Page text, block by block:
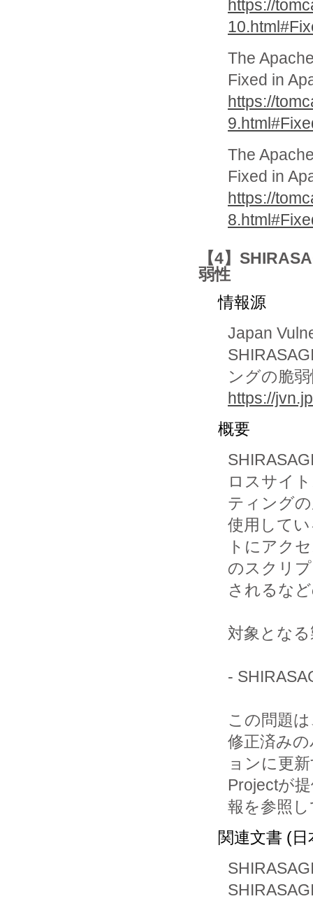
https://
The
Fixed in
https://
The
Fixed in
https://
【4】
弱性
情報源
Japan
ングの脆
https://
概要
ロスサイ
ティング
使用して
トにアク
のスクリ
されるな
対象とな
-
この問題
修正済み
ョンに更
Projectが
関連文書 (日